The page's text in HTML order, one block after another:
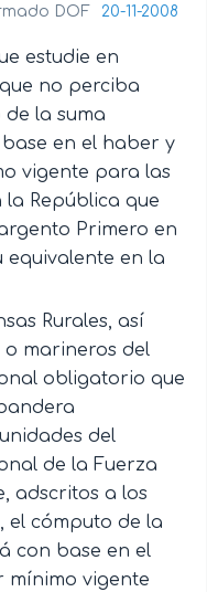
DOF 20-11-2008
estudie en
no perciba
la suma
en el haber y
vigente para las
la República que
Primero en
equivalente en la
Rurales, así
o marineros del
obligatorio que
del
de la Fuerza
adscritos a los
el cómputo de la
con base en el
mínimo vigente